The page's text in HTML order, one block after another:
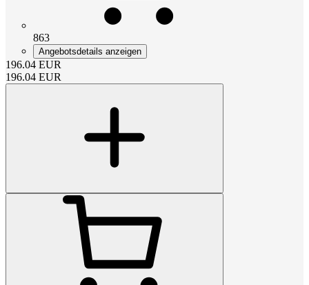
863
Angebotsdetails anzeigen
196.04 EUR
196.04 EUR